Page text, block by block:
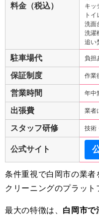
料金（税込）
キッ
ト
洗面
洗濯
追い
駐車場代 負担
保証制度 作業
営業時間 年中
出張費 業者
スタッフ研修 技術
公式サイト
条件重視で白岡市の業者
クリーニングのプラット
最大の特徴は、 白岡市で